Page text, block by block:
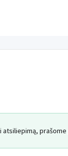
atsiliepimą, prašome